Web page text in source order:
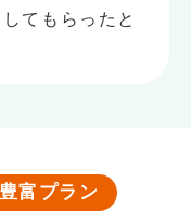
てもらったと
富プラン